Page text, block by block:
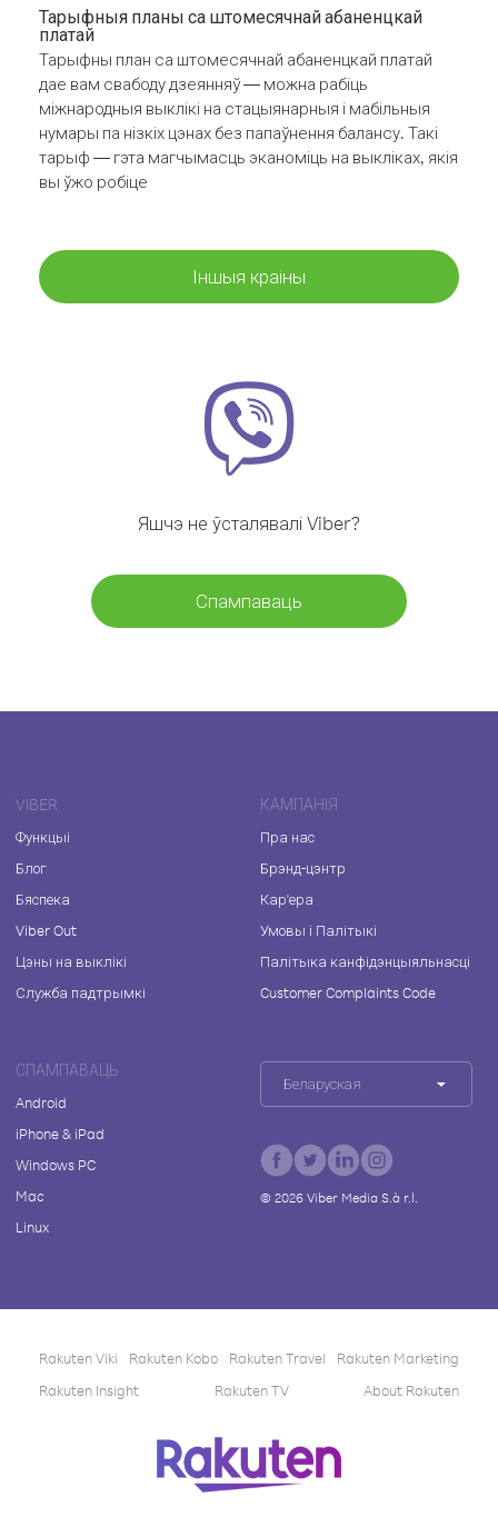
Тарыфныя планы са штомесячнай абаненцкай
платай
Тарыфны план са штомесячнай абаненцкай платай
дае вам свабоду дзеянняў — можна рабіць
міжнародныя выклікі на стацыянарныя і мабільныя
нумары па нізкіх цэнах без папаўнення балансу. Такі
тарыф — гэта магчымасць эканоміць на выкліках, якія
вы ўжо робіце
Іншыя краіны
Яшчэ не ўсталявалі Viber?
Спампаваць
VIBER
Функцыі
Блог
Бяспека
Viber Out
Цэны на выклікі
Служба падтрымкі
КАМПАНІЯ
Пра нас
Брэнд-цэнтр
Кар'ера
Умовы і Палітыкі
Палітыка канфідэнцыяльнасці
Customer Complaints Code
СПАМПАВАЦЬ
Android
iPhone & iPad
Windows PC
Mac
Linux
Беларуская
© 2026Viber Media S.à r.l.
Rakuten Viki Rakuten Kobo Rakuten Travel
Rakuten Marketing
Rakuten Insight
Rakuten TV About Rakuten